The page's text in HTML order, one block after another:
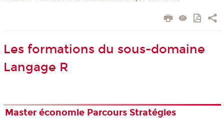
Les formations du sous-domaine
Langage R
Master économie Parcours Stratégies